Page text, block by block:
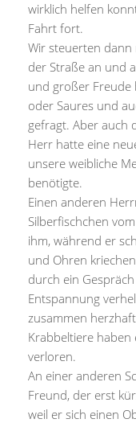
wirklich helfen
Fahrt fort.
Wir steuerten
der Straße an und
und großer Freude
oder Saures und
gefragt. Aber auch
Herr hatte eine
unsere weibliche
benötigte.
Einen anderen
Silberfischchen
ihm, während er
und Ohren
durch ein
Entspannung
zusammen
Krabbeltiere haben
verloren.
An einer anderen
Freund, der erst
weil er sich einen